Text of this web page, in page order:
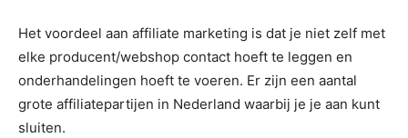
Het voordeel aan affiliate marketing is dat je niet zelf met
elke producent/webshop contact hoeft te leggen en
onderhandelingen hoeft te voeren. Er zijn een aantal
grote affiliatepartijen in Nederland waarbij je je aan kunt
sluiten.